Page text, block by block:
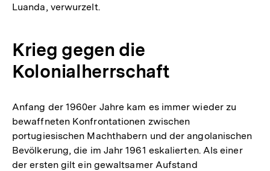
Luanda, verwurzelt.
Krieg gegen die
Kolonialherrschaft
Anfang der 1960er Jahre kam es immer wieder zu
bewaffneten Konfrontationen zwischen
portugiesischen Machthabern und der angolanischen
Bevölkerung, die im Jahr 1961 eskalierten. Als einer
der ersten gilt ein gewaltsamer Aufstand